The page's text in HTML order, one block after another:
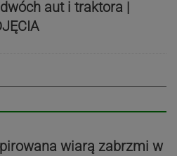
aut i traktora |
wiarą zabrzmi w